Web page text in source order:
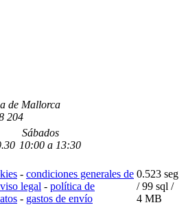
de Mallorca
204
0
Sábados
10:00 a 13:30
- condiciones generales de
legal - política de
- gastos de envío
0.523 seg
/99 sql /
4 MB